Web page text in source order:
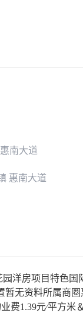
南大道
惠南大道
洋房项目特色
无资料所属商
费1.39元∕平方